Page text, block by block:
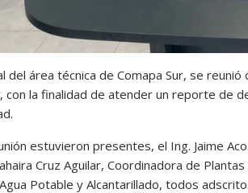
del área técnica de Comapa Sur, se
con la finalidad de atender un reporte de
estuvieron presentes, el Ing. Jaime
Cruz Aguilar, Coordinadora de
Potable y Alcantarillado, todos